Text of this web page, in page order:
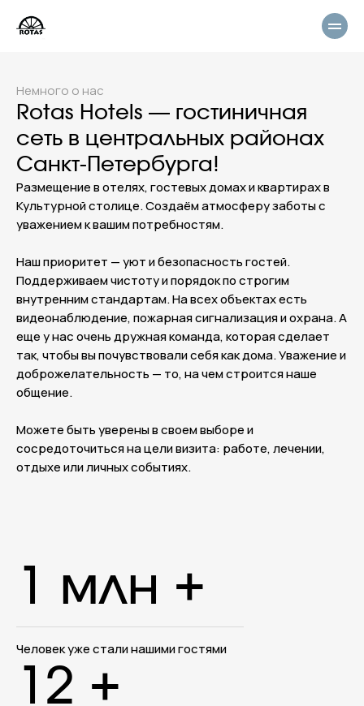
Немного о нас
Rotas Hotels — гостиничная
сеть в центральных районах
Санкт-Петербурга!
Размещение в отелях, гостевых домах и квартирах в
Культурной столице. Создаём атмосферу заботы с
уважением к вашим потребностям.
Наш приоритет — уют и безопасность гостей.
Поддерживаем чистоту и порядок по строгим
внутренним стандартам. На всех объектах есть
видеонаблюдение, пожарная сигнализация и охрана. А
еще у нас очень дружная команда, которая сделает
так, чтобы вы почувствовали себя как дома. Уважение и
доброжелательность — то, на чем строится наше
общение.
Можете быть уверены в своем выборе и
сосредоточиться на цели визита: работе, лечении,
отдыхе или личных событиях.
1 млн +
Человек уже стали нашими гостями
12 +